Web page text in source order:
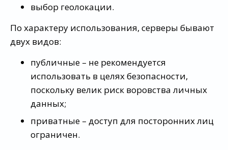
выбор геолокации.
По характеру использования, серверы бывают
двух видов:
публичные – не рекомендуется
использовать в целях безопасности,
поскольку велик риск воровства личных
данных;
приватные – доступ для посторонних лиц
ограничен.